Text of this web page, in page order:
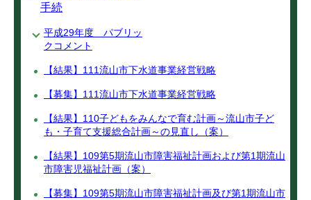
手続
平成29年度 パブリッ
クコメント
【結果】111流山市下水道事業経営戦略
【募集】111流山市下水道事業経営戦略
【結果】110子どもをみんなで育む計画～流山市子ど
も・子育て支援総合計画～の見直し（案）
【結果】109第5期流山市障害福祉計画および第1期流山
市障害児福祉計画（案）
【募集】109第5期流山市障害福祉計画及び第1期流山市